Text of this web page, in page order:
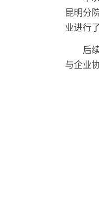
昆明分
业进行
后
与企业